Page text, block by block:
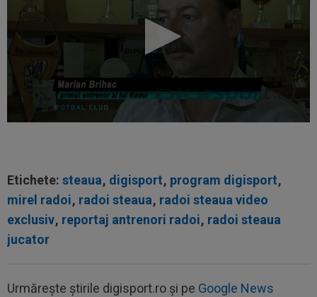
Etichete: steaua, digisport, program digisport,
mirel radoi, radoi steaua, radoi steaua video
exclusiv, reportaj antrenori radoi, radoi steaua
jucator
Urmărește știrile digisport.ro și pe Google News